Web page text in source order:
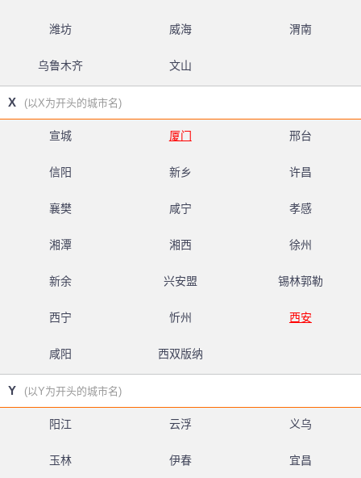
潍坊 威海 渭南
乌鲁木齐 文山
X (以X为开头的城市名)
宣城 厦门 邢台
信阳 新乡 许昌
襄樊 咸宁 孝感
湘潭 湘西 徐州
新余 兴安盟 锡林郭勒
西宁 忻州 西安
咸阳 西双版纳
Y (以Y为开头的城市名)
阳江 云浮 义乌
玉林 伊春 宜昌